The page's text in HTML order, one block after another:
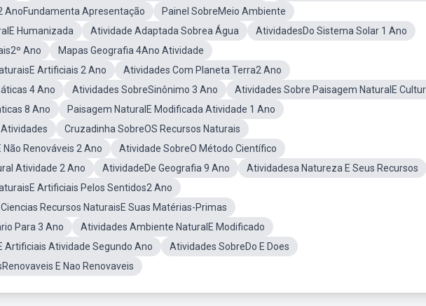
AnoFundamenta Apresentação
Painel SobreMeio Ambiente
Humanizada
Atividade Adaptada Sobrea Água
AtividadesDo Sistema Solar 1 Ano
Ano
Mapas Geografia 4Ano Atividade
Artificiais 2 Ano
Atividades Com Planeta Terra2 Ano
4 Ano
Atividades SobreSinônimo 3 Ano
Atividades Sobre Paisagem NaturalE
8 Ano
Paisagem NaturalE Modificada Atividade 1 Ano
Cruzadinha SobreOS Recursos Naturais
Renováveis 2 Ano
Atividade SobreO Método Científico
Atividade 2 Ano
AtividadeDe Geografia 9 Ano
Atividadesa Natureza E Seus Recursos
Artificiais Pelos Sentidos2 Ano
Recursos NaturaisE Suas Matérias-Primas
Para 3 Ano
Atividades Ambiente NaturalE Modificado
Artificiais Atividade Segundo Ano
Atividades SobreDo E Does
E Nao Renovaveis